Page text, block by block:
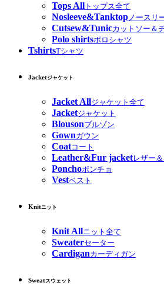
Tops All トップス全て
Nosleeve&Tanktopノースリ
Cutsew&Tunicカットソー＆
Polo shirtsポロシャツ
TshirtsTシャツ
Jacketジャケット
Jacket Allジャケット全て
Jacketジャケット
Blousonブルゾン
Gownガウン
Coatコート
Leather&Fur jacketレザー
Ponchoポンチョ
Vestベスト
Knitニット
Knit Allニット全て
Sweaterセーター
Cardiganカーディガン
Sweatスウェット